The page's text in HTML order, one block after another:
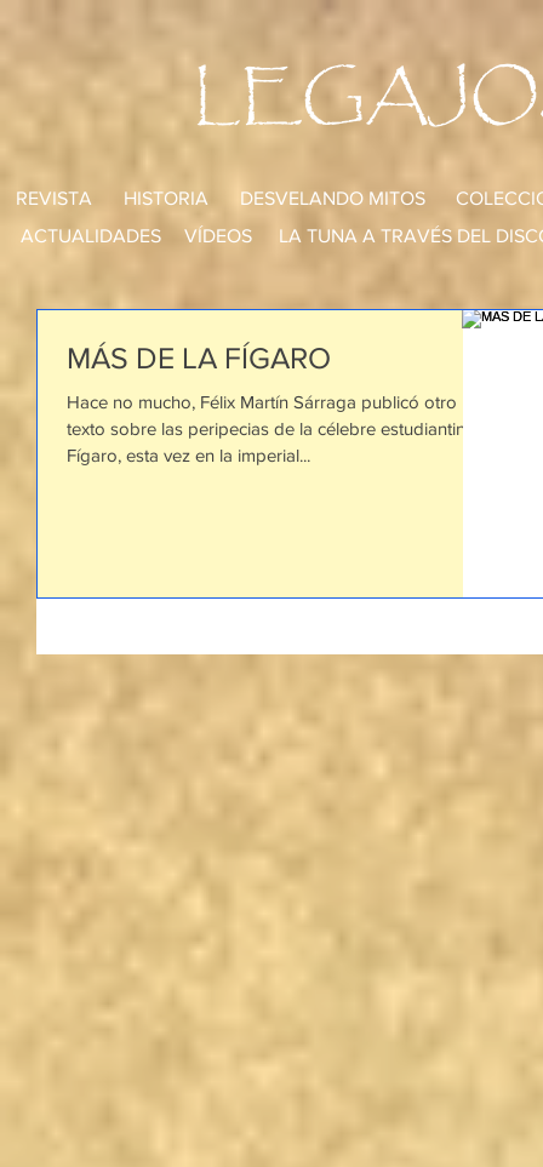
REVISTA HISTORIA DESVELANDO MITOS
ACTUALIDADES
LA TUNA A TRAVÉS DEL
VÍDEOS
MÁS DE LA FÍGARO
Hace no mucho, Félix Martín Sárraga publicó otro
texto sobre las peripecias de la célebre estudiantina
Fígaro, esta vez en la imperial...